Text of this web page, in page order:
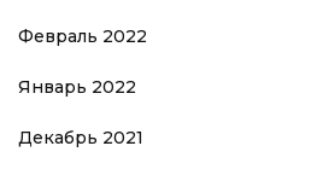
Февраль 2022
Январь 2022
Декабрь 2021